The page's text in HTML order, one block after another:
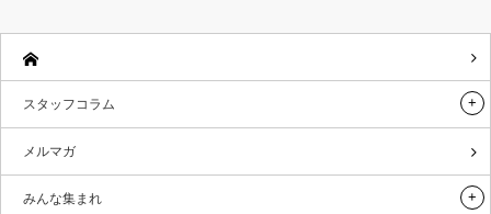
スタッフコラム
メルマガ
みんな集まれ